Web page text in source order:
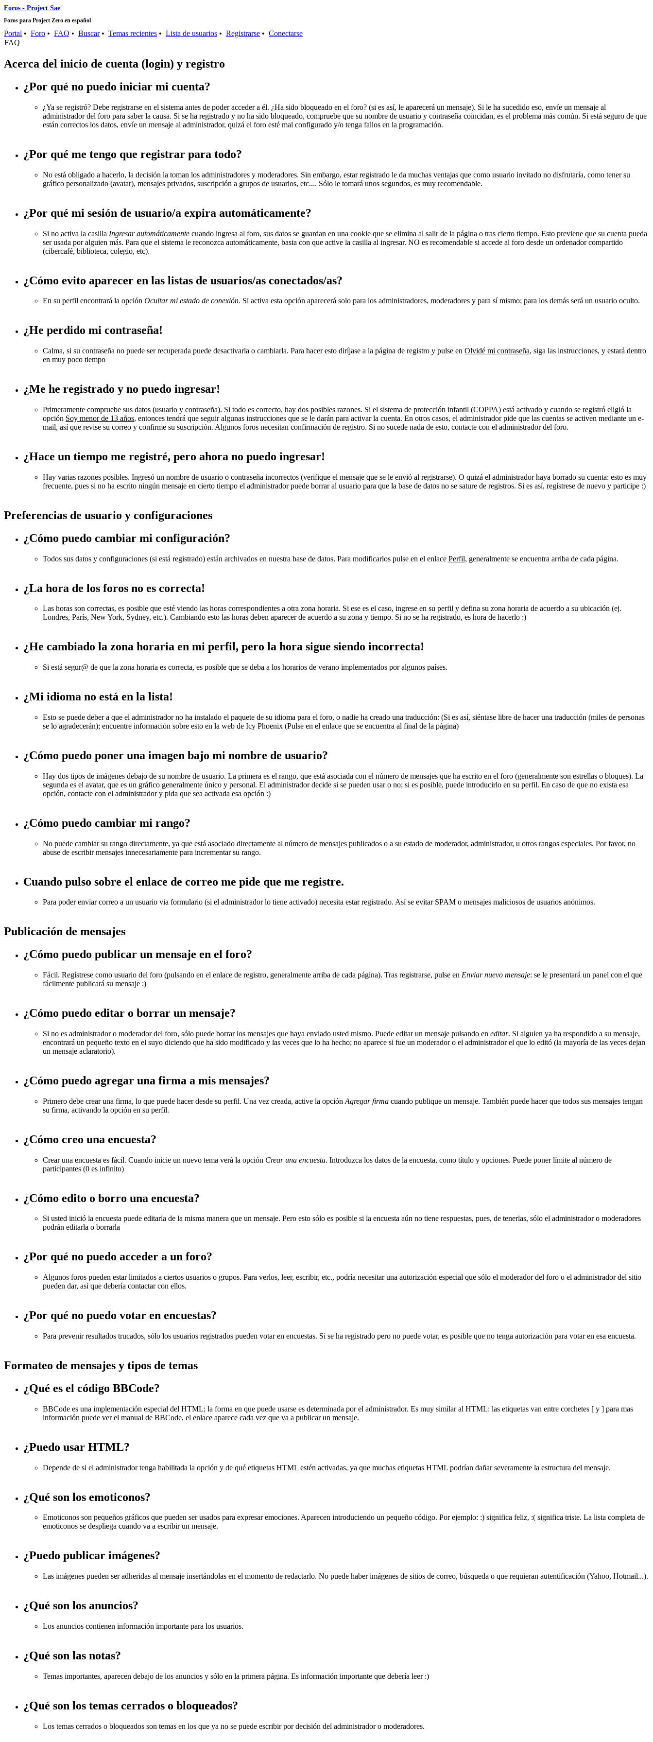
Foros - Project Sae
Foros para Project Zero en español
Portal • Foro • FAQ • Buscar• Temas recientes • Lista de usuarios • Registrarse • Conectarse
FAQ
Acerca del inicio de cuenta (login) y registro
¿Por qué no puedo iniciar mi cuenta?
¿Ya se registró? Debe registrarse en el sistema antes de poder acceder a él. ¿Ha sido bloqueado en el foro? (si es así, le aparecerá un mensaje). Si le ha sucedido eso, envíe un mensaje al
administrador del foro para saber la causa. Si se ha registrado y no ha sido bloqueado, compruebe que su nombre de usuario y contraseña coincidan, es el problema más común. Si está seguro de que
están correctos los datos, envíe un mensaje al administrador, quizá el foro esté mal configurado y/o tenga fallos en la programación.
¿Por qué me tengo que registrar para todo?
No está obligado a hacerlo, la decisión la toman los administradores y moderadores. Sin embargo, estar registrado le da muchas ventajas que como usuario invitado no disfrutaría, como tener su
gráfico personalizado (avatar), mensajes privados, suscripción a grupos de usuarios, etc.... Sólo le tomará unos segundos, es muy recomendable.
¿Por qué mi sesión de usuario/a expira automáticamente?
Si no activa la casilla Ingresar automáticamente cuando ingresa al foro, sus datos se guardan en una cookie que se elimina al salir de la página o tras cierto tiempo. Esto previene que su cuenta pueda
ser usada por alguien más. Para que el sistema le reconozca automáticamente, basta con que active la casilla al ingresar. NO es recomendable si accede al foro desde un ordenador compartido
(cibercafé, biblioteca, colegio, etc).
¿Cómo evito aparecer en las listas de usuarios/as conectados/as?
En su perfil encontrará la opción Ocultar mi estado de conexión. Si activa esta opción aparecerá solo para los administradores, moderadores y para sí mismo; para los demás será un usuario oculto.
¿He perdido mi contraseña!
Calma, si su contraseña no puede ser recuperada puede desactivarla o cambiarla. Para hacer esto diríjase a la página de registro y pulse en Olvidé mi contraseña, siga las instrucciones, y estará dentro
en muy poco tiempo
¿Me he registrado y no puedo ingresar!
Primeramente compruebe sus datos (usuario y contraseña). Si todo es correcto, hay dos posibles razones. Si el sistema de protección infantil (COPPA) está activado y cuando se registró eligió la
opción Soy menor de 13 años, entonces tendrá que seguir algunas instrucciones que se le darán para activar la cuenta. En otros casos, el administrador pide que las cuentas se activen mediante un e-
mail, así que revise su correo y confirme su suscripción. Algunos foros necesitan confirmación de registro. Si no sucede nada de esto, contacte con el administrador del foro.
¿Hace un tiempo me registré, pero ahora no puedo ingresar!
Hay varias razones posibles. Ingresó un nombre de usuario o contraseña incorrectos (verifique el mensaje que se le envió al registrarse). O quizá el administrador haya borrado su cuenta: esto es muy
frecuente, pues si no ha escrito ningún mensaje en cierto tiempo el administrador puede borrar al usuario para que la base de datos no se sature de registros. Si es así, regístrese de nuevo y participe :)
Preferencias de usuario y configuraciones
¿Cómo puedo cambiar mi configuración?
Todos sus datos y configuraciones (si está registrado) están archivados en nuestra base de datos. Para modificarlos pulse en el enlace Perfil, generalmente se encuentra arriba de cada página.
¿La hora de los foros no es correcta!
Las horas son correctas, es posible que esté viendo las horas correspondientes a otra zona horaria. Si ese es el caso, ingrese en su perfil y defina su zona horaria de acuerdo a su ubicación (ej.
Londres, París, New York, Sydney, etc.). Cambiando esto las horas deben aparecer de acuerdo a su zona y tiempo. Si no se ha registrado, es hora de hacerlo :)
¿He cambiado la zona horaria en mi perfil, pero la hora sigue siendo incorrecta!
Si está segur@ de que la zona horaria es correcta, es posible que se deba a los horarios de verano implementados por algunos países.
¿Mi idioma no está en la lista!
Esto se puede deber a que el administrador no ha instalado el paquete de su idioma para el foro, o nadie ha creado una traducción: (Si es así, siéntase libre de hacer una traducción (miles de personas
se lo agradecerán); encuentre información sobre esto en la web de Icy Phoenix (Pulse en el enlace que se encuentra al final de la página)
¿Cómo puedo poner una imagen bajo mi nombre de usuario?
Hay dos tipos de imágenes debajo de su nombre de usuario. La primera es el rango, que está asociada con el número de mensajes que ha escrito en el foro (generalmente son estrellas o bloques). La
segunda es el avatar, que es un gráfico generalmente único y personal. El administrador decide si se pueden usar o no; si es posible, puede introducirlo en su perfil. En caso de que no exista esa
opción, contacte con el administrador y pida que sea activada esa opción :)
¿Cómo puedo cambiar mi rango?
No puede cambiar su rango directamente, ya que está asociado directamente al número de mensajes publicados o a su estado de moderador, administrador, u otros rangos especiales. Por favor, no
abuse de escribir mensajes innecesariamente para incrementar su rango.
Cuando pulso sobre el enlace de correo me pide que me registre.
Para poder enviar correo a un usuario via formulario (si el administrador lo tiene activado) necesita estar registrado. Así se evitar SPAM o mensajes maliciosos de usuarios anónimos.
Publicación de mensajes
¿Cómo puedo publicar un mensaje en el foro?
Fácil. Regístrese como usuario del foro (pulsando en el enlace de registro, generalmente arriba de cada página). Tras registrarse, pulse en Enviar nuevo mensaje: se le presentará un panel con el que
fácilmente publicará su mensaje :)
¿Cómo puedo editar o borrar un mensaje?
Si no es administrador o moderador del foro, sólo puede borrar los mensajes que haya enviado usted mismo. Puede editar un mensaje pulsando en editar. Si alguien ya ha respondido a su mensaje,
encontrará un pequeño texto en el suyo diciendo que ha sido modificado y las veces que lo ha hecho; no aparece si fue un moderador o el administrador el que lo editó (la mayoría de las veces dejan
un mensaje aclaratorio).
¿Cómo puedo agregar una firma a mis mensajes?
Primero debe crear una firma, lo que puede hacer desde su perfil. Una vez creada, active la opción Agregar firma cuando publique un mensaje. También puede hacer que todos sus mensajes tengan
su firma, activando la opción en su perfil.
¿Cómo creo una encuesta?
Crear una encuesta es fácil. Cuando inicie un nuevo tema verá la opción Crear una encuesta. Introduzca los datos de la encuesta, como título y opciones. Puede poner límite al número de
participantes (0 es infinito)
¿Cómo edito o borro una encuesta?
Si usted inició la encuesta puede editarla de la misma manera que un mensaje. Pero esto sólo es posible si la encuesta aún no tiene respuestas, pues, de tenerlas, sólo el administrador o moderadores
podrán editarla o borrarla
¿Por qué no puedo acceder a un foro?
Algunos foros pueden estar limitados a ciertos usuarios o grupos. Para verlos, leer, escribir, etc., podría necesitar una autorización especial que sólo el moderador del foro o el administrador del sitio
pueden dar, así que debería contactar con ellos.
¿Por qué no puedo votar en encuestas?
Para prevenir resultados trucados, sólo los usuarios registrados pueden votar en encuestas. Si se ha registrado pero no puede votar, es posible que no tenga autorización para votar en esa encuesta.
Formateo de mensajes y tipos de temas
¿Qué es el código BBCode?
BBCode es una implementación especial del HTML; la forma en que puede usarse es determinada por el administrador. Es muy similar al HTML: las etiquetas van entre corchetes [ y ] para mas
información puede ver el manual de BBCode, el enlace aparece cada vez que va a publicar un mensaje.
¿Puedo usar HTML?
Depende de si el administrador tenga habilitada la opción y de qué etiquetas HTML estén activadas, ya que muchas etiquetas HTML podrían dañar severamente la estructura del mensaje.
¿Qué son los emoticonos?
Emoticonos son pequeños gráficos que pueden ser usados para expresar emociones. Aparecen introduciendo un pequeño código. Por ejemplo: :) significa feliz, :( significa triste. La lista completa de
emoticonos se despliega cuando va a escribir un mensaje.
¿Puedo publicar imágenes?
Las imágenes pueden ser adheridas al mensaje insertándolas en el momento de redactarlo. No puede haber imágenes de sitios de correo, búsqueda o que requieran autentificación (Yahoo, Hotmail...).
¿Qué son los anuncios?
Los anuncios contienen información importante para los usuarios.
¿Qué son las notas?
Temas importantes, aparecen debajo de los anuncios y sólo en la primera página. Es información importante que debería leer :)
¿Qué son los temas cerrados o bloqueados?
Los temas cerrados o bloqueados son temas en los que ya no se puede escribir por decisión del administrador o moderadores.